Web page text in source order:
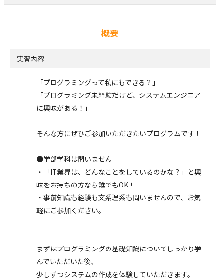
概要
実習内容
「プログラミングって私にもできる？」
「プログラミング未経験だけど、システムエンジニア
に興味がある！」
そんな方にぜひご参加いただきたいプログラムです！
●学部学科は問いません
・「IT業界は、どんなことをしているのかな？」と興
味をお持ちの方なら誰でもOK！
・事前知識も経験も文系理系も問いませんので、お気
軽にご参加ください。
まずはプログラミングの基礎知識についてしっかり学
んでいただいた後、
少しずつシステムの作成を体験していただきます。